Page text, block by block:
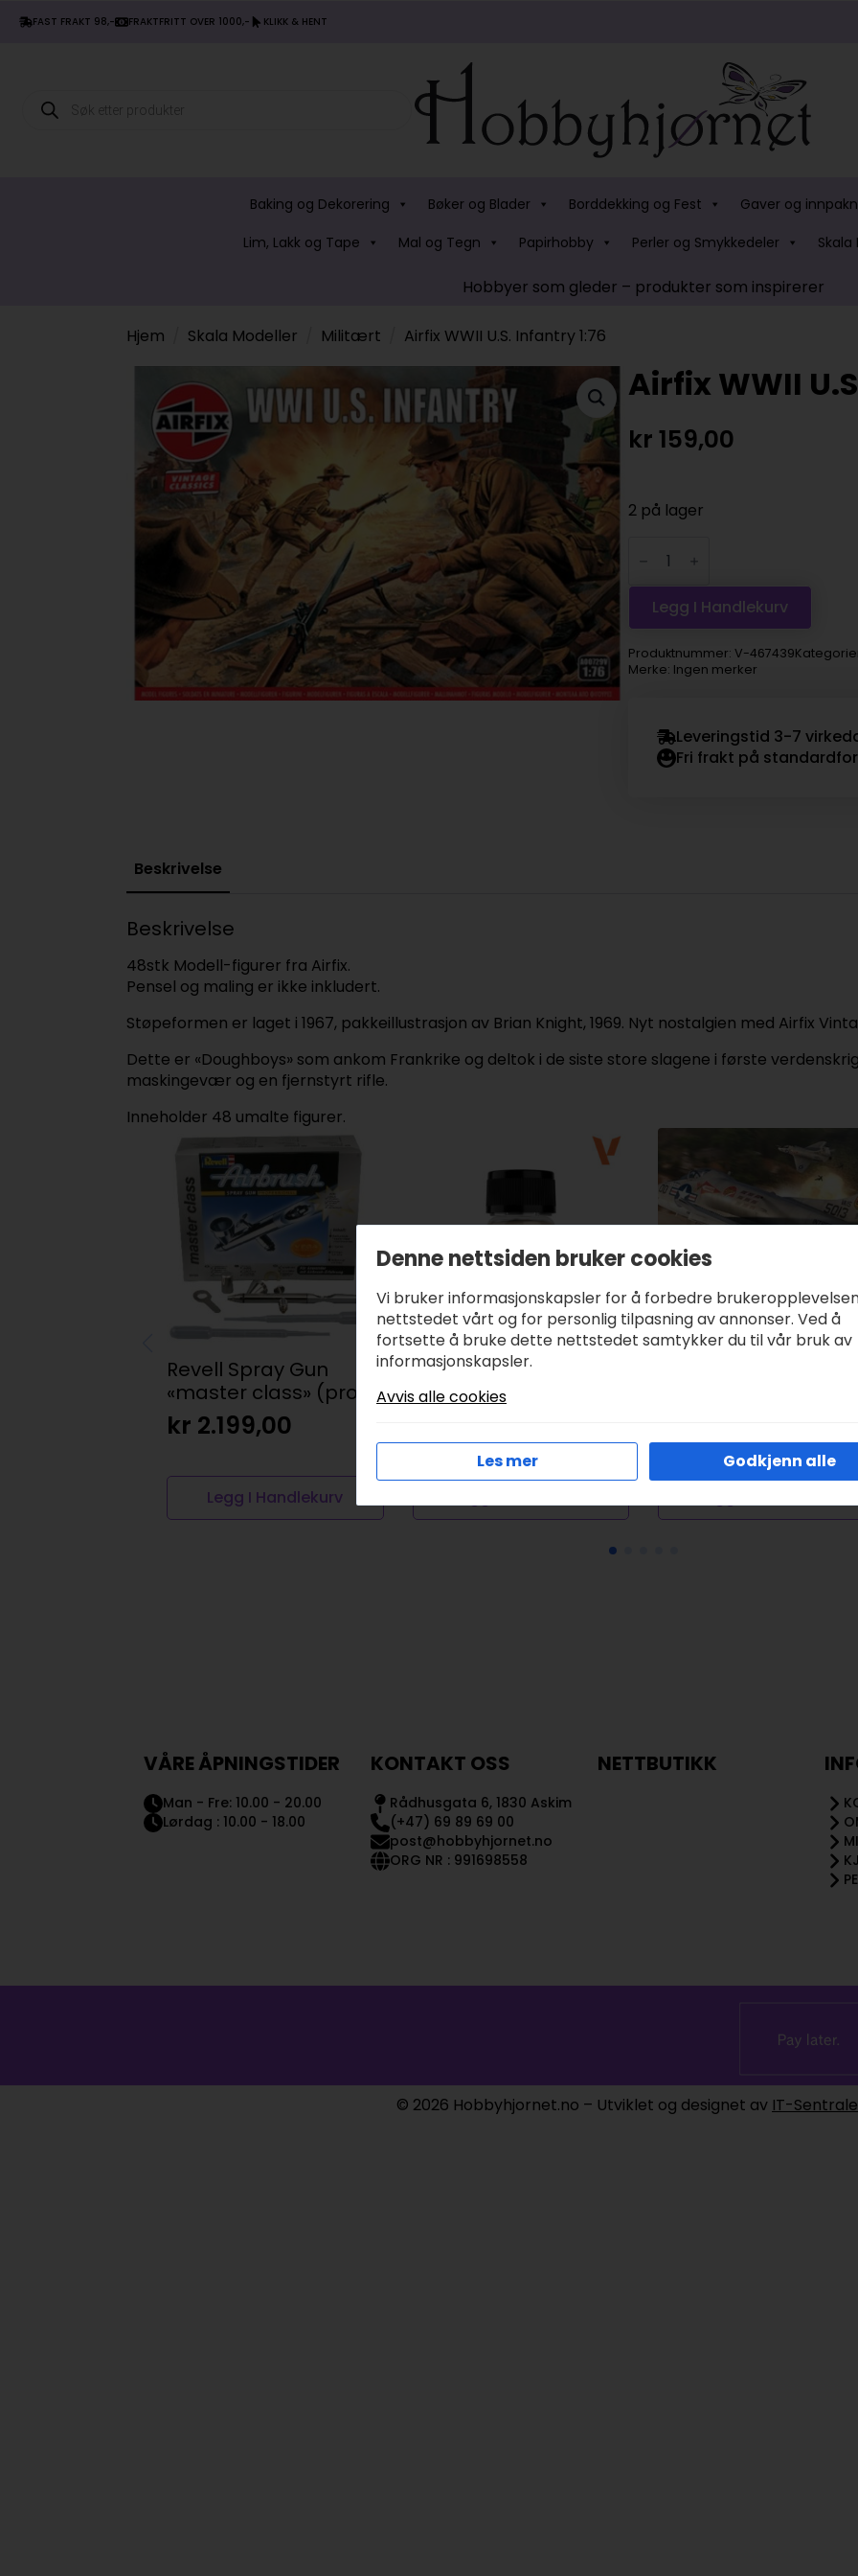
FAST FRAKT 98,- FRAKTFRITT OVER 1000,- KLIKK & HENT
Products
search
Baking og Dekorering Bøker og Blader Borddekking og Fest Gaver og
Lim, Lakk og Tape
Mal og Tegn Papirhobby Perler og Smykkedeler Skala
Hobbyer som gleder – produkter som inspirerer
Hjem Skala Modeller Militært Airfix WWII U.S. Infantry 1:76
Airfix WWII
kr 159,00
2 på lager
Infantry
1:76
antall
Legg I Handlekurv
Produktnummer: V-467439
Merke: Ingen merker
Leveringstid 3-7
Fri frakt på
Beskrivelse
Beskrivelse
48stk Modell-figurer fra Airfix.
Pensel og maling er ikke inkludert.
Støpeformen er laget i 1967, pakkeillustrasjon av Brian Knight, 1969. Nyt nostalgien med Airfix
Dette er «Doughboys» som ankom Frankrike og deltok i de siste store slagene i første
maskingevær og en fjernstyrt rifle.
Inneholder 48 umalte figurer.
Revell Spray Gun
«master class» (prof)
kr 2.199,00
Legg I Handlekurv
Vallejo Diorama FX –
Arid Yellow 0.1-0.6mm
kr79,00
VÅRE ÅPNINGSTIDER
Man - Fre: 10.00 - 20.00
Lørdag : 10.00 - 18.00
KONTAKT OSS
Rådhusgata 6, 1830 Askim
(+47) 69 89 69 00
post@hobbyhjornet.no
ORG NR : 991698558
NETTBUTIKK
© 2026 Hobbyhjornet.no – Utviklet og designet av IT-
Denne nettsiden bruker cookies
Vi bruker informasjonskapsler for å forbedre
nettstedet vårt og for personlig tilpasning av annonser. Ved å
fortsette å bruke dette nettstedet samtykker du til vår bruk av
informasjonskapsler.
Avvis alle cookies
Les mer Godkjenn alle